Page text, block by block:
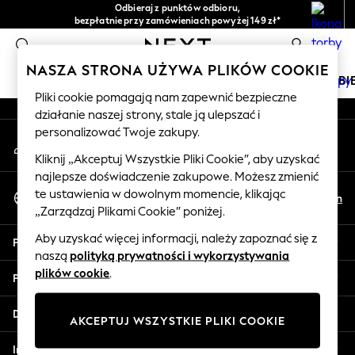
Odbieraj z punktów odbioru,
bezpłatnie przy zamówieniach powyżej 149 zł*
Łatwe zwroty*
0
HOLIDAY SHOP
Women's Holiday Shop
All Swimwear
All Beachwear
Bags & Accessories
Beach Dresses & Kaftans
Dresses
Flip Flops
Sliders
Jumpsuits & Playsuits
Sandals
Shorts
An error occurred on client
Nasze media społecznościowe
Moje konto
Zaloguj się na swoje konto
Wybierz Język
Polski
En
Pomoc
Prywatność i zasady prawne
Działy
Inne usługi
NASZA STRONA UŻYWA PLIKÓW COOKIE
Pliki cookie pomagają nam zapewnić bezpieczne
działanie naszej strony, stale ją ulepszać i
personalizować Twoje zakupy.
Kliknij „Akceptuj Wszystkie Pliki Cookie”, aby uzyskać
najlepsze doświadczenie zakupowe. Możesz zmienić
te ustawienia w dowolnym momencie, klikając
„Zarządzaj Plikami Cookie” poniżej.
Aby uzyskać więcej informacji, należy zapoznać się z
naszą polityką prywatności i wykorzystywania
plików cookie.
AKCEPTUJ WSZYSTKIE PLIKI COOKIE